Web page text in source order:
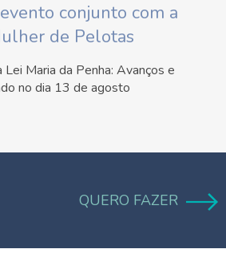
conjunto com a
de Pelotas
Maria da Penha: Avanços e
no dia 13 de agosto
QUERO FAZER